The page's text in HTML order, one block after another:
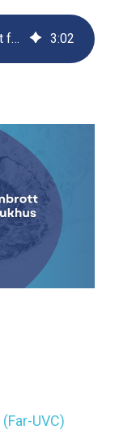
Far-UVC: Ett möjligt genombrott för dekontaminering på sjukhus 3:02
(Far-UVC)